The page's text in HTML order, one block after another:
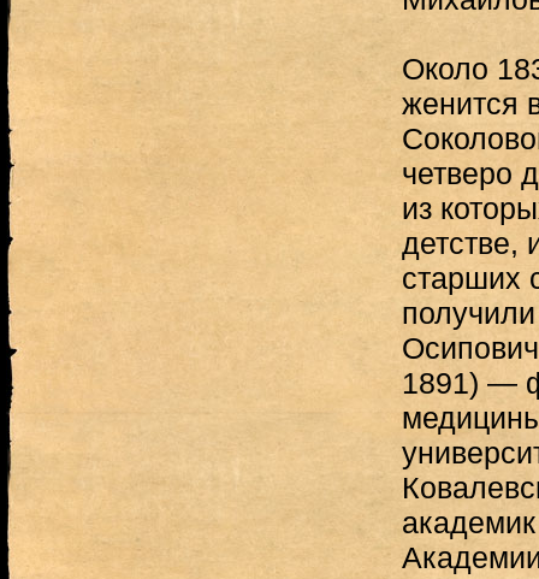
Около
женится
четверо
из
детстве,
старших
1891) —